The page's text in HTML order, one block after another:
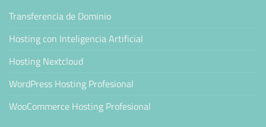
Transferencia de Dominio
Hosting con Inteligencia Artificial
Hosting Nextcloud
WordPress Hosting Profesional
WooCommerce Hosting Profesional